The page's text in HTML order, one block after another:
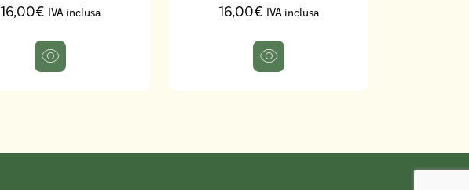
16,00€ IVA inclusa 16,00€ IVA inclusa